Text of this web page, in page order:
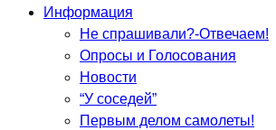
Информация
Не спрашивали?-Отвечаем!
Опросы и Голосования
Новости
“У соседей”
Первым делом самолеты!